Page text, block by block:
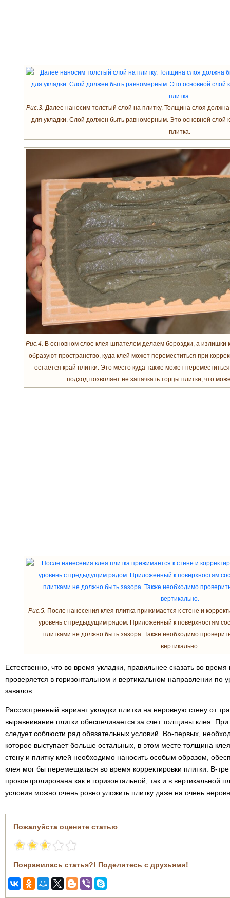
Рис.3. Далее наносим толстый слой на плитку. Толщина слоя
для укладки. Слой должен быть равномерным. Это основной слой
плитка.
Рис.4. В основном слое клея шпателем делаем бороздки, а излишки
образуют пространство, куда клей может переместиться при
остается край плитки. Это место куда также может
подход позволяет не запачкать торцы плитки, что
Рис.5. После нанесения клея плитка прижимается к стене и
уровень с предыдущим рядом. Приложенный к поверхностям
плитками не должно быть зазора. Также необходимо
вертикально.
Естественно, что во время укладки, правильнее сказать во время
проверяется в горизонтальном и вертикальном направлении по
завалов.
Рассмотренный вариант укладки плитки на неровную стену от
выравнивание плитки обеспечивается за счет толщины клея.
следует соблюсти ряд обязательных условий. Во-первых,
которое выступает больше остальных, в этом месте толщина
стену и плитку клей необходимо наносить особым образом,
клея мог бы перемещаться во время корректировки плитки. В-
проконтролирована как в горизонтальной, так и в вертикальной
условия можно очень ровно уложить плитку даже на очень
Пожалуйста оцените статью
Понравилась статья?! Поделитесь с друзьями!